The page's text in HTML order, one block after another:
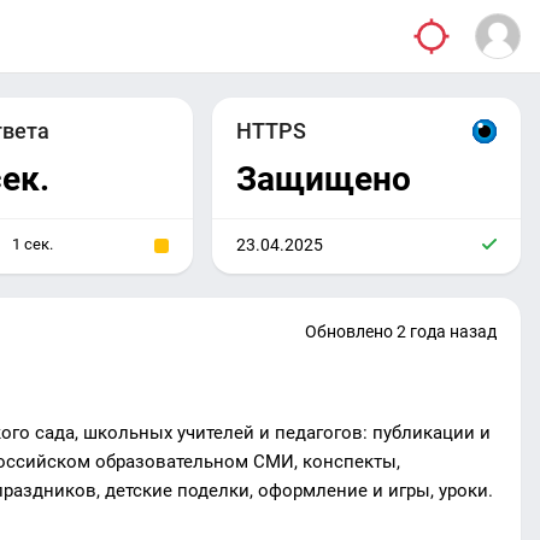
1 сек.
HTTPS
Защищено
23.04.2025
Обновлено 2 года назад
сада, школьных учителей и педагогов: публикации и
образовательном СМИ, конспекты,
детские поделки, оформление и игры, уроки.